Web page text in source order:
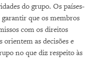
do grupo. Os países-
que os membros
com os direitos
orientem as decisões e
no que diz respeito às